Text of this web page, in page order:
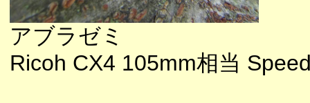
アブラゼミ
Ricoh CX4 105mm相当